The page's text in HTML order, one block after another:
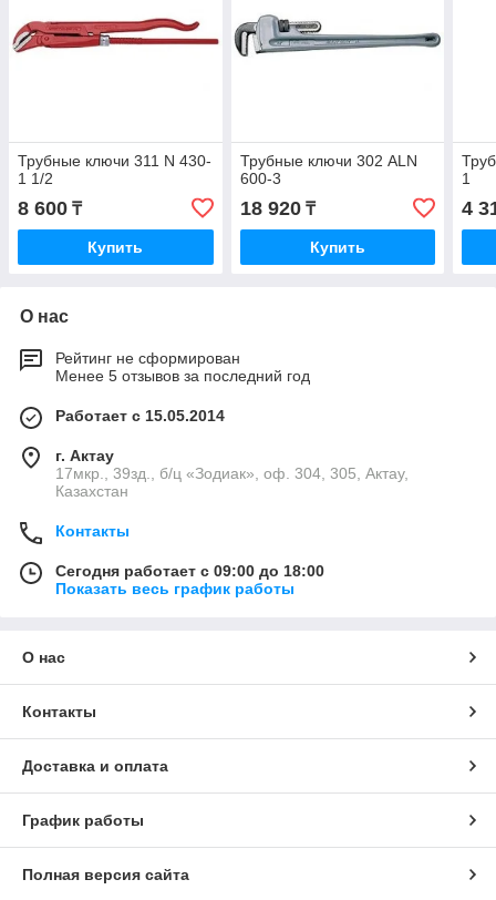
Трубные ключи 311 N 430-
1 1/2
8 600 ₸
Купить
Трубные ключи 302 ALN
600-3
18 920₸
Купить
1
4
О нас
Рейтинг не сформирован
Менее 5 отзывов за последний год
Работает с 15.05.2014
г. Актау
17мкр., 39зд., б/ц «Зодиак», оф. 304, 305, Актау,
Казахстан
Контакты
Сегодня работает с 09:00 до 18:00
Показать весь график работы
О нас
Контакты
Доставка и оплата
График работы
Полная версия сайта